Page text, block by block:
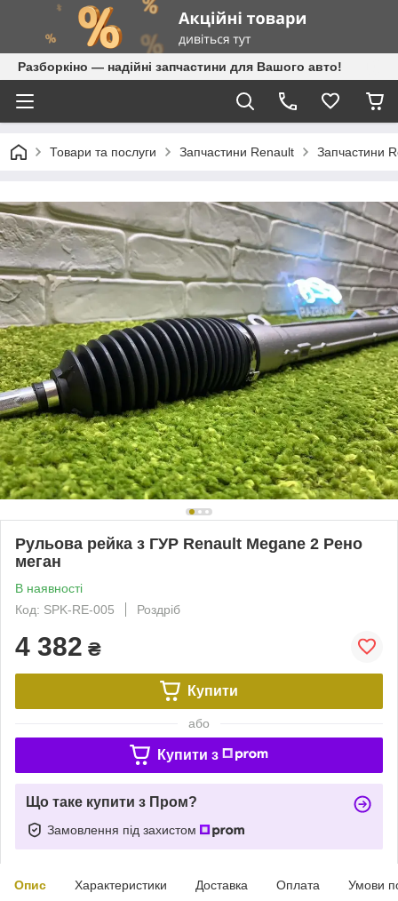
Разборкіно — надійні запчастини для Вашого авто!
Товари та послуги Запчастини Renault Запчастини
Рульова рейка з ГУР Renault Megane 2 Рено
меган
В наявності
Код: SPK-RE-005
Роздріб
4 382 ₴
Купити
або
Купити з
Що таке купити з Пром?
Замовлення під захистом
Опис Характеристики Доставка Оплата Умови